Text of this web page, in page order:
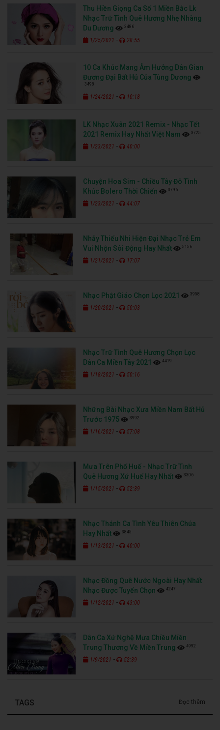
Thu Hiền Giọng Ca Số 1 Miền Bắc Lk
Nhạc Trữ Tình Quê Hương Nhẹ Nhàng
Du Dương
3486
1/25/2021 - 28:55
10 Ca Khúc Mang Âm Hưởng Dân Gian
Đương Đại Bất Hủ Của Tùng Dương
3498
1/24/2021 - 10:18
LK Nhạc Xuân 2021 Remix - Nhạc Tết
2021 Remix Hay Nhất Việt Nam
3725
1/23/2021 - 40:00
Chuyện Hoa Sim - Chiều Tây Đô Tình
Khúc Bolero Thời Chiến
3796
1/23/2021 - 44:07
Nhảy Thiếu Nhi Hiện Đại Nhạc Trẻ Em
Vui Nhộn Sôi Động Hay Nhất
5156
1/21/2021 - 17:07
Nhạc Phật Giáo Chọn Lọc 2021 3958
1/20/2021 - 50:03
Nhạc Trữ Tình Quê Hương Chọn Lọc
Dân Ca Miền Tây 2021
4419
1/18/2021 - 50:16
Những Bài Nhạc Xưa Miền Nam Bất Hủ
Trước 1975
3992
1/16/2021 - 57:08
Mưa Trên Phố Huế - Nhạc Trữ Tình
Quê Hương Xứ Huế Hay Nhất
3306
1/15/2021 - 52:39
Nhạc Thánh Ca Tình Yêu Thiên Chúa
Hay Nhất
3845
1/13/2021 - 40:00
Nhạc Đồng Quê Nước Ngoài Hay Nhất
Nhạc Được Tuyển Chọn
4247
1/12/2021 - 43:00
Dân Ca Xứ Nghệ Mưa Chiều Miền
Trung Thương Về Miền Trung
4992
1/9/2021 - 52:39
TAGS Đọc thêm